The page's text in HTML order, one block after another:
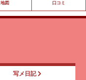
地図 口コミ
写メ日記